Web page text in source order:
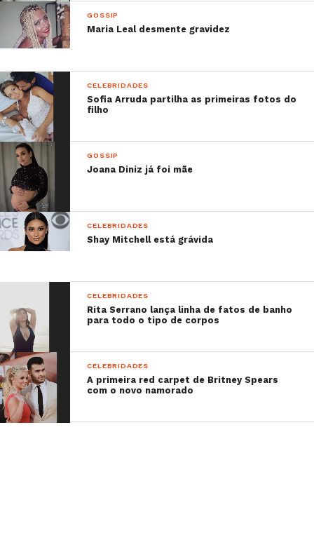
GOSSIP
Maria Leal desmente gravidez
CELEBRIDADES
Sofia Arruda partilha as primeiras fotos do
filho
GOSSIP
Joana Diniz já foi mãe
CELEBRIDADES
Shay Mitchell está grávida
CELEBRIDADES
Rita Serrano lança linha de fatos de banho
para todo o tipo de corpos
CELEBRIDADES
A primeira red carpet de Britney Spears
com o novo namorado